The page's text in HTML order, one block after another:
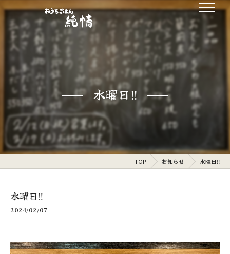
水曜日‼️
TOP お知らせ 水曜日‼️
水曜日‼️
2024/02/07